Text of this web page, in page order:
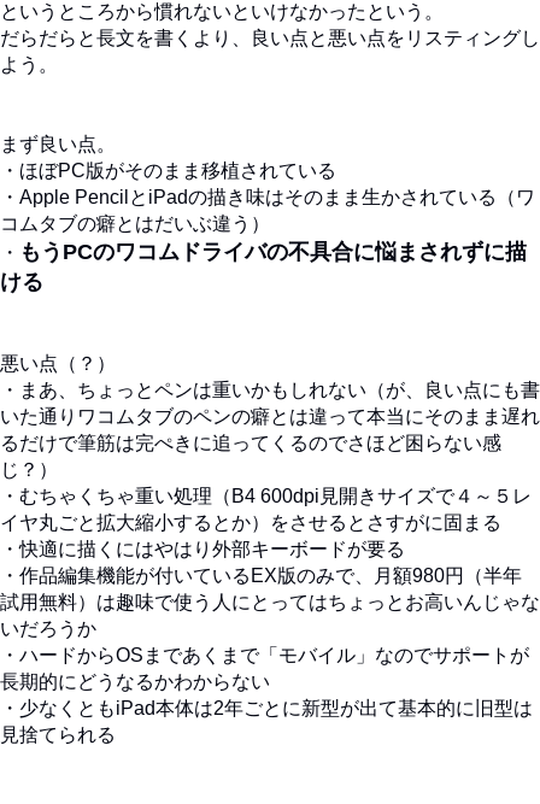
というところから慣れないといけなかったという。
だらだらと長文を書くより、良い点と悪い点をリスティングし
よう。
まず良い点。
・ほぼPC版がそのまま移植されている
・Apple PencilとiPadの描き味はそのまま生かされている（ワ
コムタブの癖とはだいぶ違う）
・ もうPCのワコムドライバの不具合に悩まされずに描
ける
悪い点（？）
・まあ、ちょっとペンは重いかもしれない（が、良い点にも書
いた通りワコムタブのペンの癖とは違って本当にそのまま遅れ
るだけで筆筋は完ぺきに追ってくるのでさほど困らない感
じ？）
・むちゃくちゃ重い処理（B4 600dpi見開きサイズで４～５レ
イヤ丸ごと拡大縮小するとか）をさせるとさすがに固まる
・快適に描くにはやはり外部キーボードが要る
・作品編集機能が付いているEX版のみで、月額980円（半年
試用無料）は趣味で使う人にとってはちょっとお高いんじゃな
いだろうか
・ハードからOSまであくまで「モバイル」なのでサポートが
長期的にどうなるかわからない
・少なくともiPad本体は2年ごとに新型が出て基本的に旧型は
見捨てられる